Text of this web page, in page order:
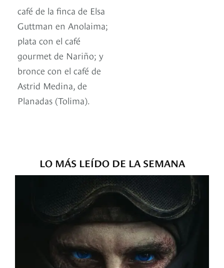
café de la finca de Elsa
Guttman en Anolaima;
plata con el café
gourmet de Nariño; y
bronce con el café de
Astrid Medina, de
Planadas (Tolima).
LO MÁS LEÍDO DE LA SEMANA